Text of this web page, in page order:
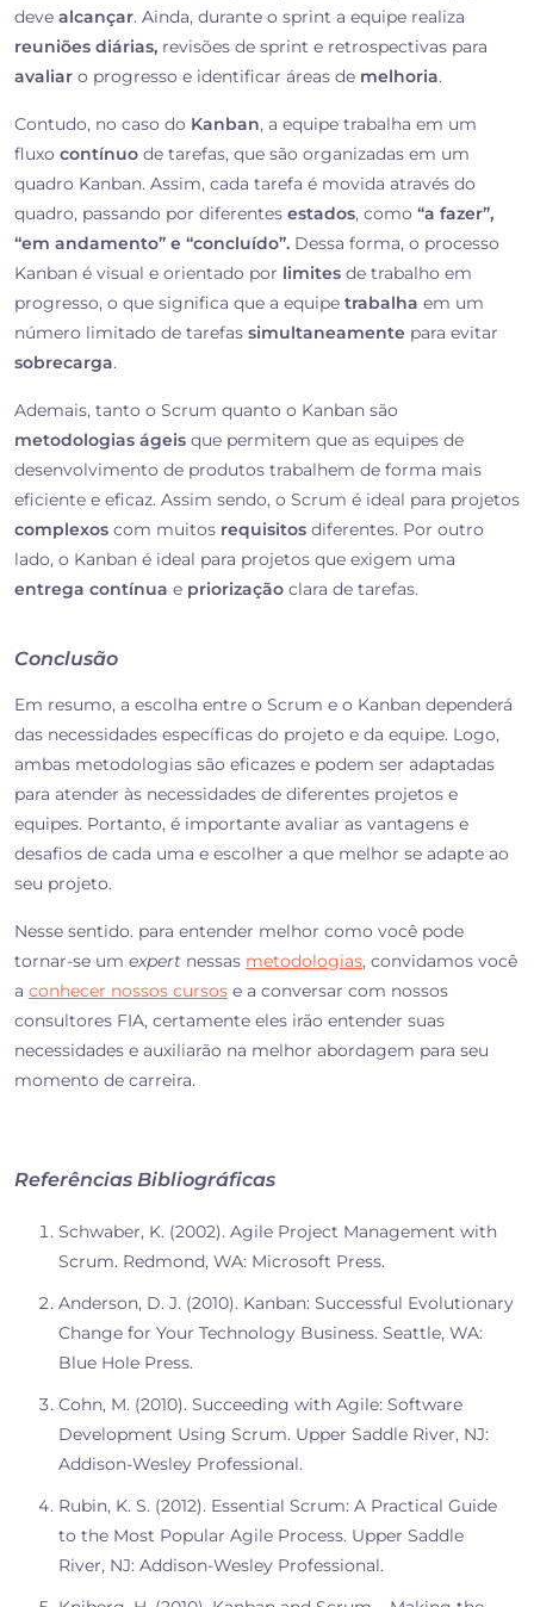
deve alcançar. Ainda, durante o sprint a equipe realiza
reuniões diárias, revisões de sprint e retrospectivas para
avaliar o progresso e identificar áreas de melhoria.
Contudo, no caso do Kanban, a equipe trabalha em um
fluxo contínuo de tarefas, que são organizadas em um
quadro Kanban. Assim, cada tarefa é movida através do
quadro, passando por diferentes estados, como “a fazer”,
“em andamento” e “concluído”. Dessa forma, o processo
Kanban é visual e orientado por limites de trabalho em
progresso, o que significa que a equipe trabalha em um
número limitado de tarefas simultaneamente para evitar
sobrecarga.
Ademais, tanto o Scrum quanto o Kanban são
metodologias ágeis que permitem que as equipes de
desenvolvimento de produtos trabalhem de forma mais
eficiente e eficaz. Assim sendo, o Scrum é ideal para projetos
complexos com muitos requisitos diferentes. Por outro
lado, o Kanban é ideal para projetos que exigem uma
entrega contínua e priorização clara de tarefas.
Conclusão
Em resumo, a escolha entre o Scrum e o Kanban dependerá
das necessidades específicas do projeto e da equipe. Logo,
ambas metodologias são eficazes e podem ser adaptadas
para atender às necessidades de diferentes projetos e
equipes. Portanto, é importante avaliar as vantagens e
desafios de cada uma e escolher a que melhor se adapte ao
seu projeto.
Nesse sentido. para entender melhor como você pode
tornar-se um expert nessas metodologias, convidamos você
a conhecer nossos cursos e a conversar com nossos
consultores FIA, certamente eles irão entender suas
necessidades e auxiliarão na melhor abordagem para seu
momento de carreira.
Referências Bibliográficas
Schwaber, K. (2002). Agile Project Management with
Scrum. Redmond, WA: Microsoft Press.
Anderson, D. J. (2010). Kanban: Successful Evolutionary
Change for Your Technology Business. Seattle, WA:
Blue Hole Press.
Cohn, M. (2010). Succeeding with Agile: Software
Development Using Scrum. Upper Saddle River, NJ:
Addison-Wesley Professional.
Rubin, K. S. (2012). Essential Scrum: A Practical Guide
to the Most Popular Agile Process. Upper Saddle
River, NJ: Addison-Wesley Professional.